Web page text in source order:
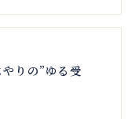
りの”ゆる受